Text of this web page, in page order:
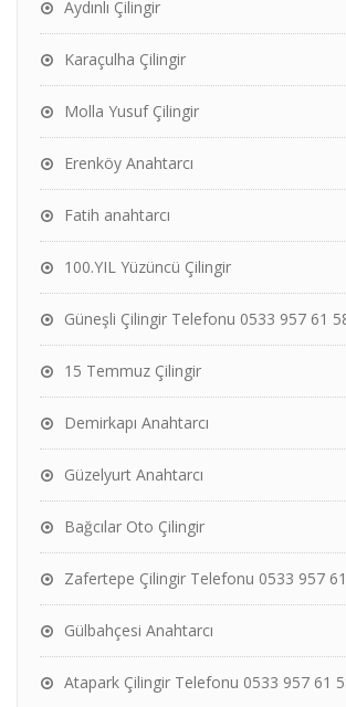
Aydınlı Çilingir
Karaçulha Çilingir
Molla Yusuf Çilingir
Erenköy Anahtarcı
Fatih anahtarcı
100.YIL Yüzüncü Çilingir
Güneşli Çilingir Telefonu 0533 957 61
15 Temmuz Çilingir
Demirkapı Anahtarcı
Güzelyurt Anahtarcı
Bağcılar Oto Çilingir
Zafertepe Çilingir Telefonu 0533 957
Gülbahçesi Anahtarcı
Atapark Çilingir Telefonu 0533 957 61